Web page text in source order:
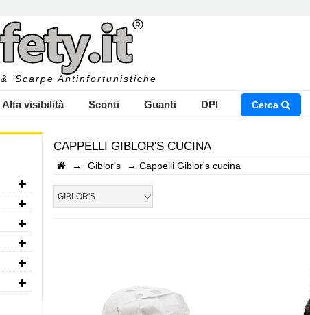
& Scarpe Antinfortunistiche
Alta visibilità Sconti Guanti DPI Cerca
INSERISCI IL NOME DEL PRODOTTO
CAPPELLI GIBLOR'S CUCINA
→ Giblor's → Cappelli Giblor's cucina
GIBLOR'S